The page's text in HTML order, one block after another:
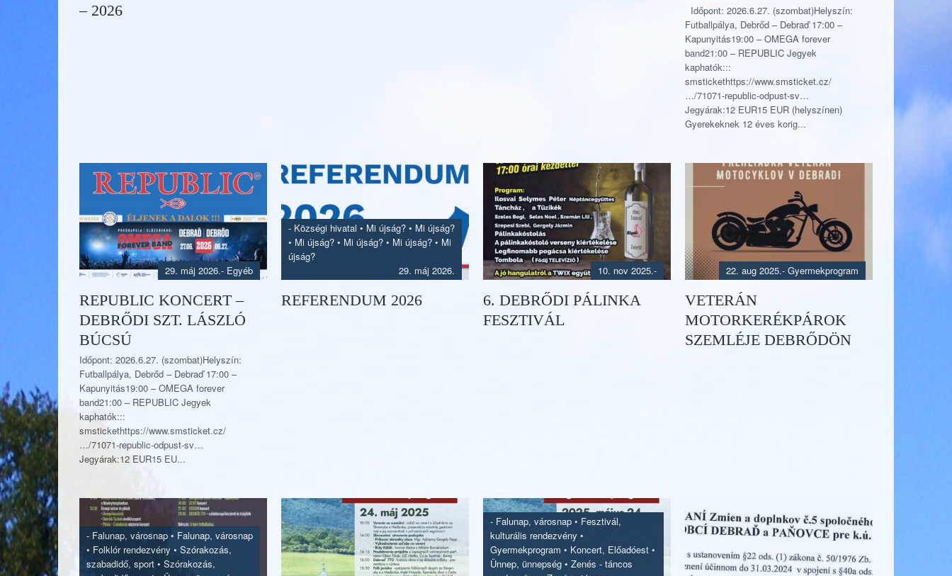
– 2026
Időpont: 2026.6.27. (szombat)Helyszín:
Futballpálya, Debrőd – Debraď 17:00 –
Kapunyitás19:00 – OMEGA forever
band21:00 – REPUBLIC Jegyek
kaphatók:::
smstickethttps://www.smsticket.cz/
…/71071-republic-odpust-sv…
Jegyárak:12 EUR15 EUR (helyszínen)
Gyerekeknek 12 éves korig...
- Egyéb
29. máj 2026.
REPUBLIC KONCERT –
DEBRŐDI SZT. LÁSZLÓ
BÚCSÚ
Időpont: 2026.6.27. (szombat)Helyszín:
Futballpálya, Debrőd – Debraď 17:00 –
Kapunyitás19:00 – OMEGA forever
band21:00 – REPUBLIC Jegyek
kaphatók:::
smstickethttps://www.smsticket.cz/
…/71071-republic-odpust-sv…
Jegyárak:12 EUR15 EU...
- Községi hivatal • Mi újság? • Mi újság?
• Mi újság? • Mi újság? • Mi újság? • Mi
újság?
29. máj 2026.
REFERENDUM 2026
-
10. nov 2025.
6. DEBRŐDI PÁLINKA
FESZTIVÁL
- Gyermekprogram
22. aug 2025.
VETERÁN
MOTORKERÉKPÁROK
SZEMLÉJE DEBRŐDÖN
- Falunap, városnap • Falunap, városnap
• Folklór rendezvény • Szórakozás,
szabadidő, sport • Szórakozás,
- Falunap, városnap • Fesztivál,
kulturális rendezvény •
Gyermekprogram • Koncert, Előadóest •
Ünnep, ünnepség • Zenés - táncos